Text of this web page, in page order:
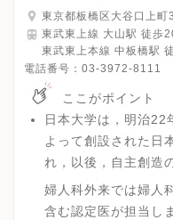
東京都板橋区大谷口上町
東武東上線 大山駅 徒歩
東武東上本線 中板橋駅
電話番号： 03-3972-8111
ここがポイント
日本大学は，明治22
よって創設された日
れ，以後，自主創造
済，文化など多くの
婦人科外来では婦人
含む認定医が担当し